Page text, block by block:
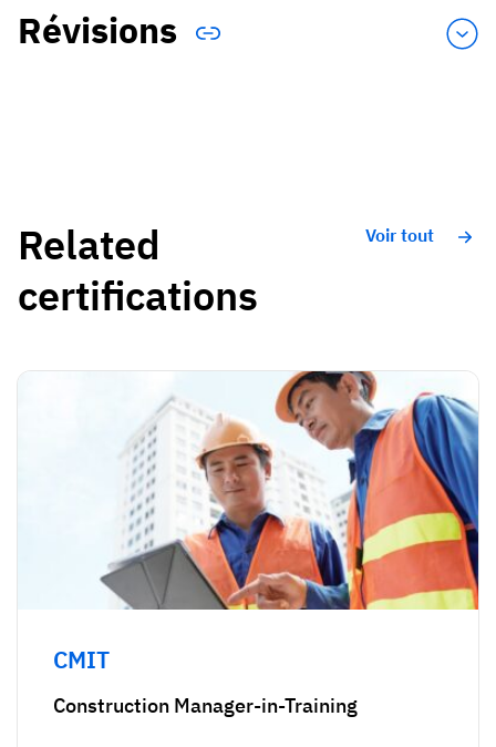
Révisions
Related
certifications
Voir tout
CMIT
Construction Manager-in-Training